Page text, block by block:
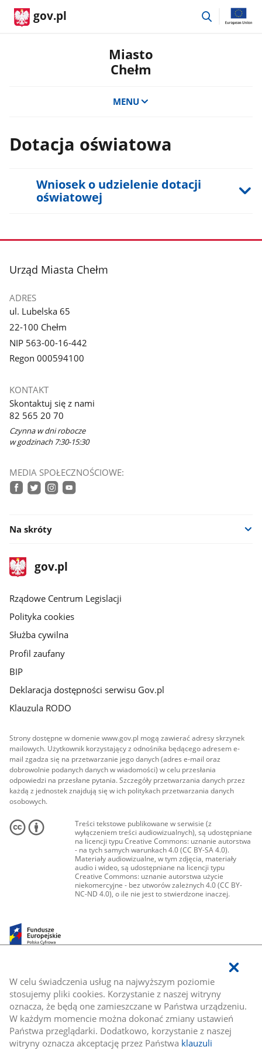
W celu świadczenia usług na najwyższym poziomie
stosujemy pliki cookies. Korzystanie z naszej witryny
oznacza, że będą one zamieszczane w Państwa urządzeniu.
W każdym momencie można dokonać zmiany ustawień
Państwa przeglądarki. Dodatkowo, korzystanie z naszej
witryny oznacza akceptację przez Państwa klauzuli
gov.pl
przejdź
Miasto
Chełm
MENU
Dotacja oświatowa
Wniosek o udzielenie dotacji
oświatowej
stopka
Urząd Miasta Chełm
ADRES
ul. Lubelska 65
22-100 Chełm
NIP 563-00-16-442
Regon 000594100
KONTAKT
Skontaktuj się z nami
82 565 20 70
Czynna w dni robocze
w godzinach 7:30-15:30
MEDIA SPOŁECZNOŚCIOWE:
Na skróty
stopka
gov.plStrona
gov.pl
Rządowe Centrum Legislacji
Polityka cookies
Służba cywilna
Profil zaufany
BIP
Deklaracja dostępności serwisu Gov.pl
Klauzula RODO
Strony dostępne w domenie www.gov.pl mogą zawierać adresy skrzynek
mailowych. Użytkownik korzystający z odnośnika będącego adresem e-
mail zgadza się na przetwarzanie jego danych (adres e-mail oraz
dobrowolnie podanych danych w wiadomości) w celu przesłania
odpowiedzi na przesłane pytania. Szczegóły przetwarzania danych przez
każdą z jednostek znajdują się w ich politykach przetwarzania danych
osobowych.
Treści tekstowe publikowane w serwisie (z
wyłączeniem treści audiowizualnych), są udostępniane
na licencji typu Creative Commons: uznanie autorstwa
- na tych samych warunkach 4.0 (CC BY-SA 4.0).
Materiały audiowizualne, w tym zdjęcia, materiały
audio i wideo, są udostępniane na licencji typu
Creative Commons: uznanie autorstwa użycie
niekomercyjne - bez utworów zależnych 4.0 (CC BY-
NC-ND 4.0), o ile nie jest to stwierdzone inaczej.